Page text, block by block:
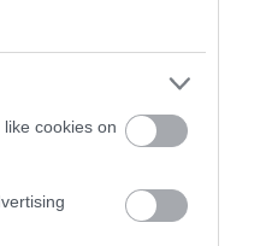
cookies on
BSI (48
Budapesti
Sportszövetség
dohányzás
eltévedés